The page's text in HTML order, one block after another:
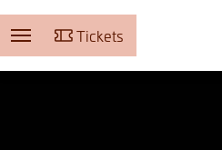
Tickets